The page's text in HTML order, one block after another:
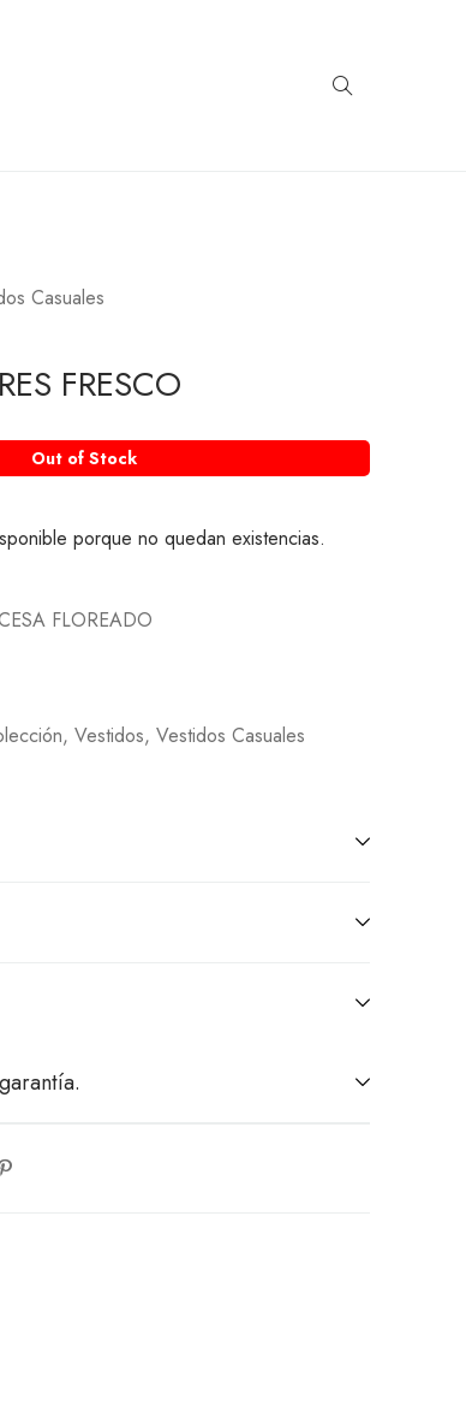
Casuales
FRESCO
Out of Stock
porque no quedan existencias.
FLOREADO
,Vestidos,Vestidos Casuales